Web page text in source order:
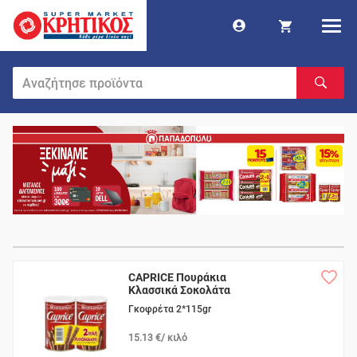
CAPRICE Πουράκια
Κλασσικά Σοκολάτα
Γκοφρέτα 2*115gr
15.13 €/ κιλό